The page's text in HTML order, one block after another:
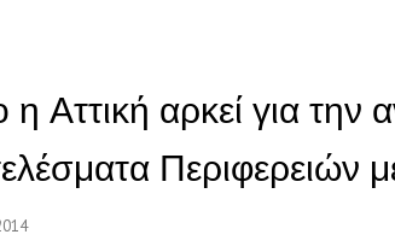
Αττική αρκεί για την
Περιφερειών